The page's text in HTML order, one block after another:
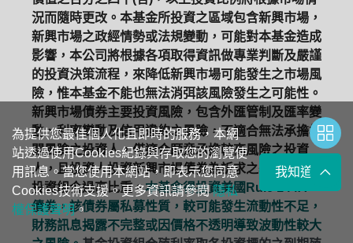
況而隨時更改。本基金所投資之區域包含新興市場，
新興市場之政經情勢或法規變動，可能對本基金造成
影響，本公司將根據各項取得資訊做專業判斷及嚴謹
的投資決策流程，來降低新興市場可能發生之市場風
險，惟本基金不能也無法消弭該風險發生之可能性。
新興市場債券主要投資風險，包含外匯管制及匯率變
動、利率變動及信用違約之風險，不適合無法承擔相
關風險之投資人，僅適合願意承擔較高風險之投資
人，且投資人投資新興市場債券為訴求之基金不宜佔
投資組合過高比重。本基金得投資美國Rule 144A
債券，該債券屬私募性質，較可能發生流動性不足，
財務訊息揭露不完整或因價格不透明導致波動性較大
為提供您最佳個人化且即時的服務，本網
站透過使用Cookies紀錄與存取您的瀏覽使
用訊息。當您使用本網站，即表示您同意
Cookies技術支援。更多資訊請參閱隱私
權保護聲明。
我知道了